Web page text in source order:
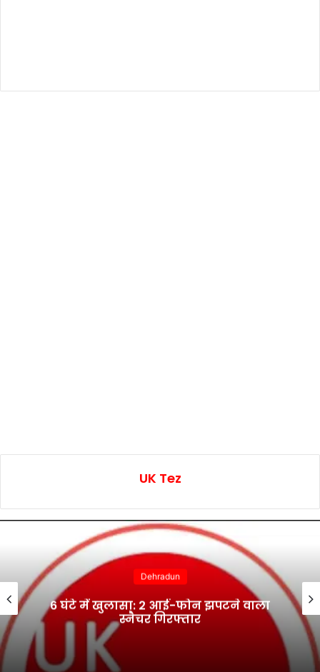
UK Tez
Dehradun
6 घंटे में खुलासा: 2 आई-फोन झपटने वाला
स्नैचर गिरफ्तार